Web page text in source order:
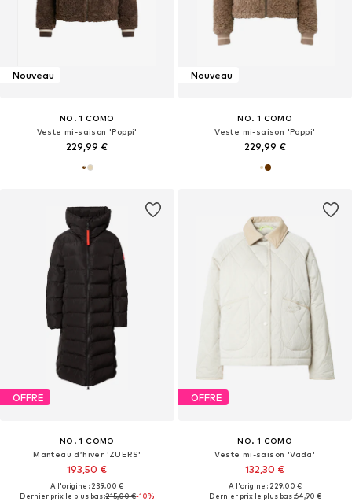
Nouveau
NO. 1 COMO
Veste mi-saison 'Poppi'
229,99 €
Nouveau
NO. 1 COMO
Veste mi-saison 'Poppi'
229,99 €
OFFRE
NO. 1 COMO
Manteau d’hiver 'ZUERS'
193,50 €
À l'origine : 239,00 €
Dernier prix le plus bas :215,00 €-10%
OFFRE
NO. 1 COMO
Veste mi-saison 'Vada'
132,30 €
À l'origine : 229,00 €
Dernier prix le plus bas :64,90 €